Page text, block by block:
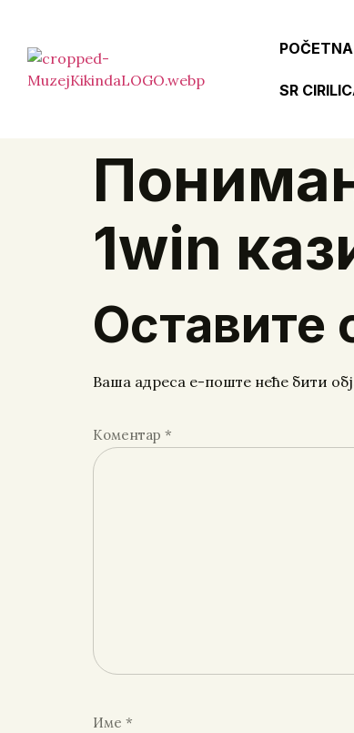
POČETNA
SR
1win
Оставите
Ваша адреса е-поште неће бити
Коментар *
Име *